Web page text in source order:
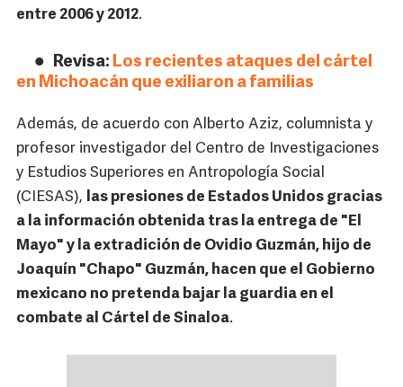
entre 2006 y 2012.
Revisa: Los recientes ataques del cártel
en Michoacán que exiliaron a familias
Además, de acuerdo con Alberto Aziz, columnista y
profesor investigador del Centro de Investigaciones
y Estudios Superiores en Antropología Social
(CIESAS), las presiones de Estados Unidos gracias
a la información obtenida tras la entrega de "El
Mayo" y la extradición de Ovidio Guzmán, hijo de
Joaquín "Chapo" Guzmán, hacen que el Gobierno
mexicano no pretenda bajar la guardia en el
combate al Cártel de Sinaloa.